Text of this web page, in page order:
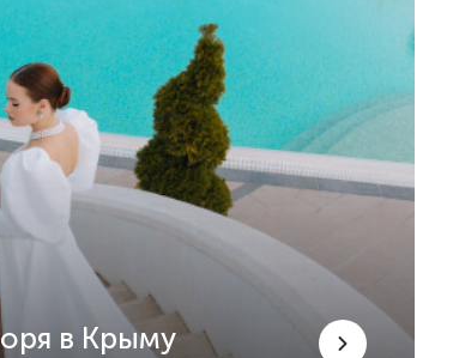
в Крыму